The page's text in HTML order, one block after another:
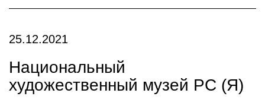
25.12.2021
Национальный
художественный музей РС (Я)